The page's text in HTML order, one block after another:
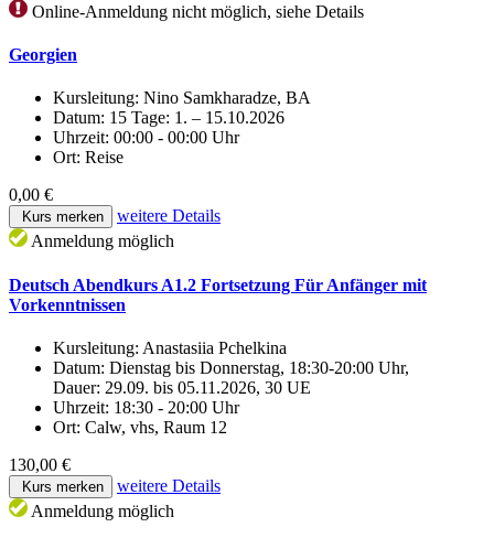
Online-Anmeldung nicht möglich, siehe Details
Georgien
Kursleitung: Nino Samkharadze, BA
Datum: 15 Tage: 1. – 15.10.2026
Uhrzeit: 00:00 - 00:00 Uhr
Ort: Reise
0,00 €
Kurs merken
weitere Details
Anmeldung möglich
Deutsch Abendkurs A1.2 Fortsetzung Für Anfänger mit
Vorkenntnissen
Kursleitung: Anastasiia Pchelkina
Datum: Dienstag bis Donnerstag, 18:30-20:00 Uhr,
Dauer: 29.09. bis 05.11.2026, 30 UE
Uhrzeit: 18:30 - 20:00 Uhr
Ort: Calw, vhs, Raum 12
130,00 €
Kurs merken
weitere Details
Anmeldung möglich